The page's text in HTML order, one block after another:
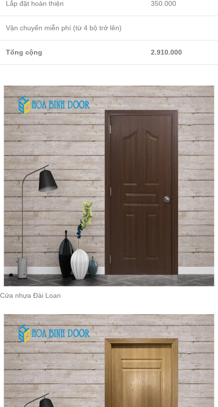
Lắp đặt hoàn thiện 350.000
Vận chuyển miễn phí (từ 4 bộ trở lên)
Tổng cộng 2.910.000
Cửa nhựa Đài Loan